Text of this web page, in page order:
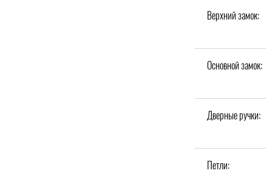
Верхний замок:
Основной замок:
Дверные ручки:
Петли: